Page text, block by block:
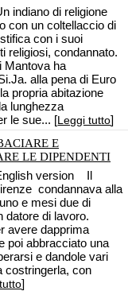
indiano di religione
con un coltellaccio di
con i suoi
religiosi, condannato.
Mantova ha
alla pena di Euro
propria abitazione
lunghezza
le sue... [Leggi tutto]
E
LE DIPENDENTI
version Il
condannava alla
e mesi due di
datore di lavoro.
avere dapprima
poi abbracciato una
e dandole vari
costringerla, con
]